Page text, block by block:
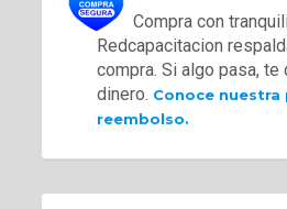
Compra con
Redcapacitacion
compra. Si algo pasa,
dinero. Conoce
reembolso.